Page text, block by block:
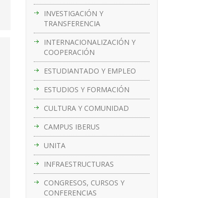
INVESTIGACIÓN Y
TRANSFERENCIA
INTERNACIONALIZACIÓN Y
COOPERACIÓN
ESTUDIANTADO Y EMPLEO
ESTUDIOS Y FORMACIÓN
CULTURA Y COMUNIDAD
CAMPUS IBERUS
UNITA
INFRAESTRUCTURAS
CONGRESOS, CURSOS Y
CONFERENCIAS